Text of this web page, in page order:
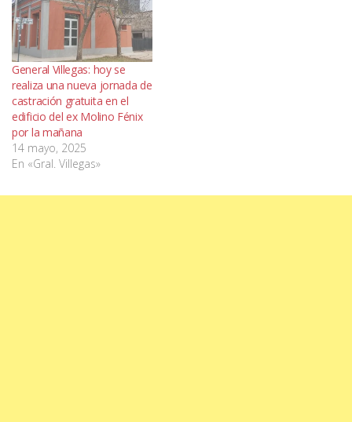
General Villegas: hoy se
realiza una nueva jornada de
castración gratuita en el
edificio del ex Molino Fénix
por la mañana
14 mayo, 2025
En «Gral. Villegas»